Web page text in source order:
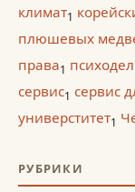
климат1
плюшевых
права1
сервис1 сервис
универститет1
РУБРИКИ